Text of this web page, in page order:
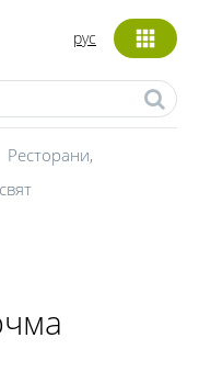
рус
Ресторани,